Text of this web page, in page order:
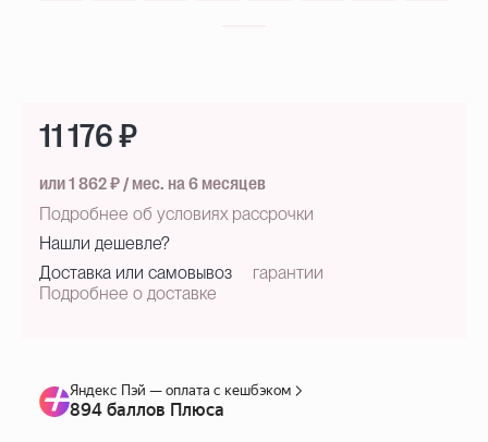
11 176 ₽
или 1 862 ₽ / мес. на 6 месяцев
Подробнее об условиях рассрочки
Нашли дешевле?
Доставка или самовывоз
Подробнее о доставке
гарантии